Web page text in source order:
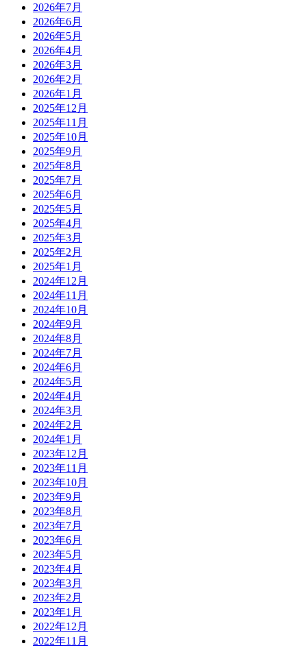
2026年7月
2026年6月
2026年5月
2026年4月
2026年3月
2026年2月
2026年1月
2025年12月
2025年11月
2025年10月
2025年9月
2025年8月
2025年7月
2025年6月
2025年5月
2025年4月
2025年3月
2025年2月
2025年1月
2024年12月
2024年11月
2024年10月
2024年9月
2024年8月
2024年7月
2024年6月
2024年5月
2024年4月
2024年3月
2024年2月
2024年1月
2023年12月
2023年11月
2023年10月
2023年9月
2023年8月
2023年7月
2023年6月
2023年5月
2023年4月
2023年3月
2023年2月
2023年1月
2022年12月
2022年11月